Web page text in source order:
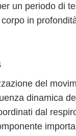
un periodo di
in
del
dinamica
dal